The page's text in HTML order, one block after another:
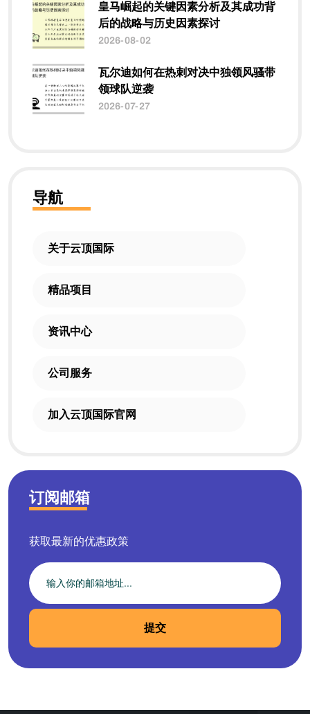
皇马崛起的关键因素分析及其成功背
后的战略与历史因素探讨
2026-08-02
瓦尔迪如何在热刺对决中独领风骚带
领球队逆袭
2026-07-27
导航
关于云顶国际
精品项目
资讯中心
公司服务
加入云顶国际官网
订阅邮箱
获取最新的优惠政策
提交